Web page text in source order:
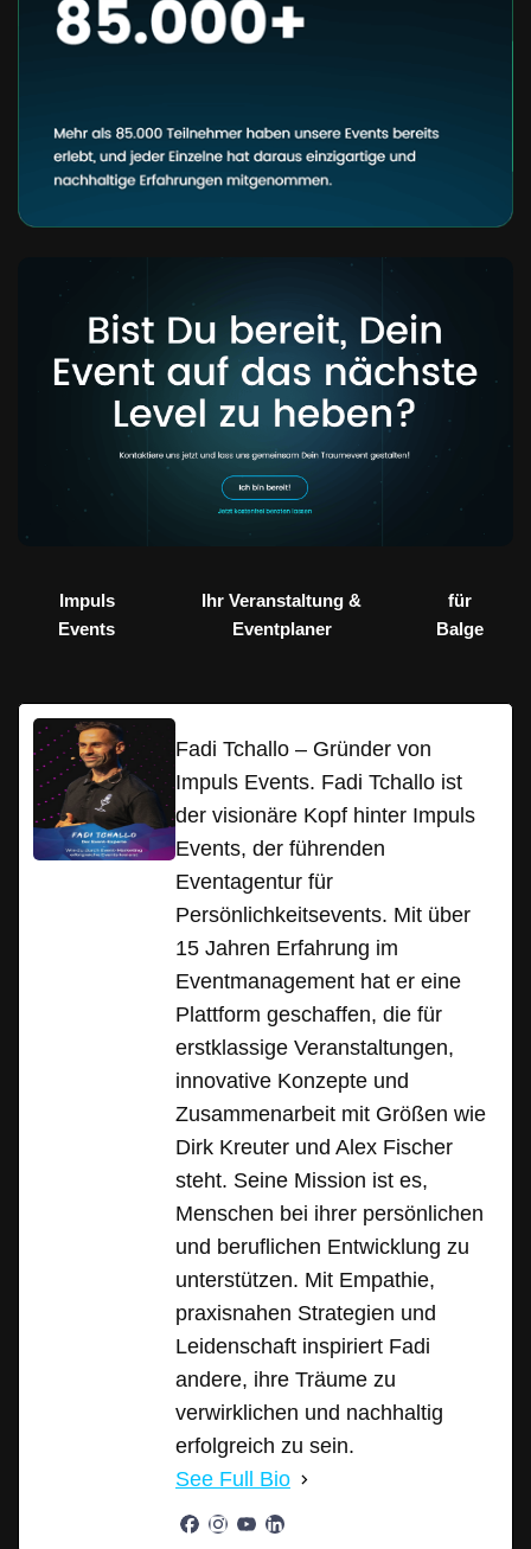
Impuls
Events
Ihr Veranstaltung &
Eventplaner
für
Balge
Fadi Tchallo – Gründer von
Impuls Events. Fadi Tchallo ist
der visionäre Kopf hinter Impuls
Events, der führenden
Eventagentur für
Persönlichkeitsevents. Mit über
15 Jahren Erfahrung im
Eventmanagement hat er eine
Plattform geschaffen, die für
erstklassige Veranstaltungen,
innovative Konzepte und
Zusammenarbeit mit Größen wie
Dirk Kreuter und Alex Fischer
steht. Seine Mission ist es,
Menschen bei ihrer persönlichen
und beruflichen Entwicklung zu
unterstützen. Mit Empathie,
praxisnahen Strategien und
Leidenschaft inspiriert Fadi
andere, ihre Träume zu
verwirklichen und nachhaltig
erfolgreich zu sein.
See Full Bio